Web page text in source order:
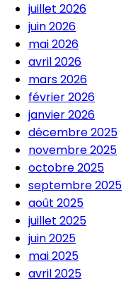
juillet 2026
juin 2026
mai 2026
avril 2026
mars 2026
février 2026
janvier 2026
décembre 2025
novembre 2025
octobre 2025
septembre 2025
août 2025
juillet 2025
juin 2025
mai 2025
avril 2025